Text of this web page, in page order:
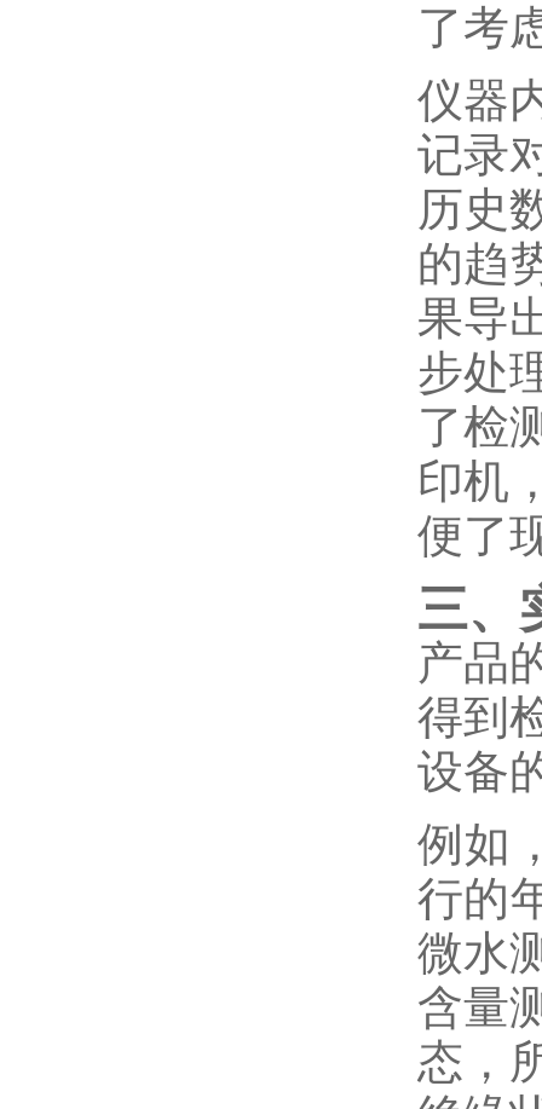
了考
仪器
记录
历史
的趋
果导
步处
了检
印机
便了
三、
产品
得到
设备
例如
行的
微水
含量
态，